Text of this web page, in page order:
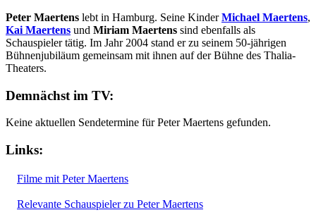
Peter Maertens lebt in Hamburg. Seine KinderMichael Maertens,
Kai Maertens und Miriam Maertens sind ebenfalls als
Schauspieler tätig. Im Jahr 2004 stand er zu seinem 50-jährigen
Bühnenjubiläum gemeinsam mit ihnen auf der Bühne des Thalia-
Theaters.
Demnächst im TV:
Keine aktuellen Sendetermine für Peter Maertens gefunden.
Links:
Filme mit Peter Maertens
Relevante Schauspieler zu Peter Maertens